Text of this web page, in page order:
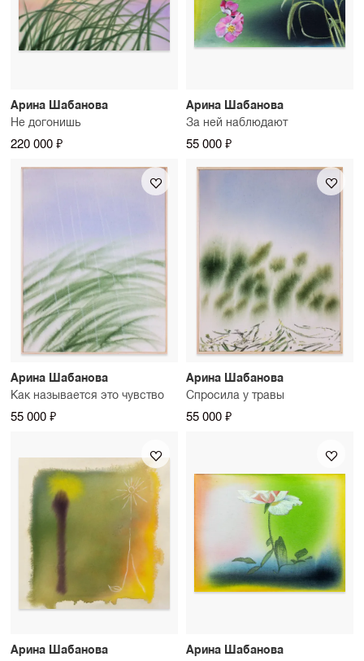
Арина Шабанова
Не догонишь
220 000 ₽
Арина Шабанова
За ней наблюдают
55 000 ₽
Арина Шабанова
Как называется это чувство
55 000 ₽
Арина Шабанова
Спросила у травы
55 000 ₽
Арина Шабанова
Арина Шабанова